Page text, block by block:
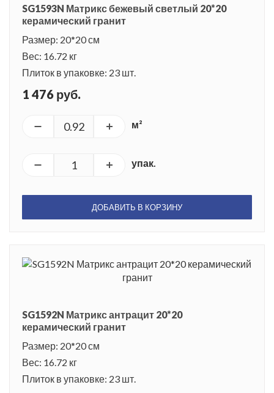
SG1593N Матрикс бежевый светлый 20*20
керамический гранит
Размер: 20*20 см
Вес: 16.72 кг
Плиток в упаковке: 23 шт.
1 476 руб.
м²
упак.
ДОБАВИТЬ В КОРЗИНУ
SG1592N Матрикс антрацит 20*20
керамический гранит
Размер: 20*20 см
Вес: 16.72 кг
Плиток в упаковке: 23 шт.